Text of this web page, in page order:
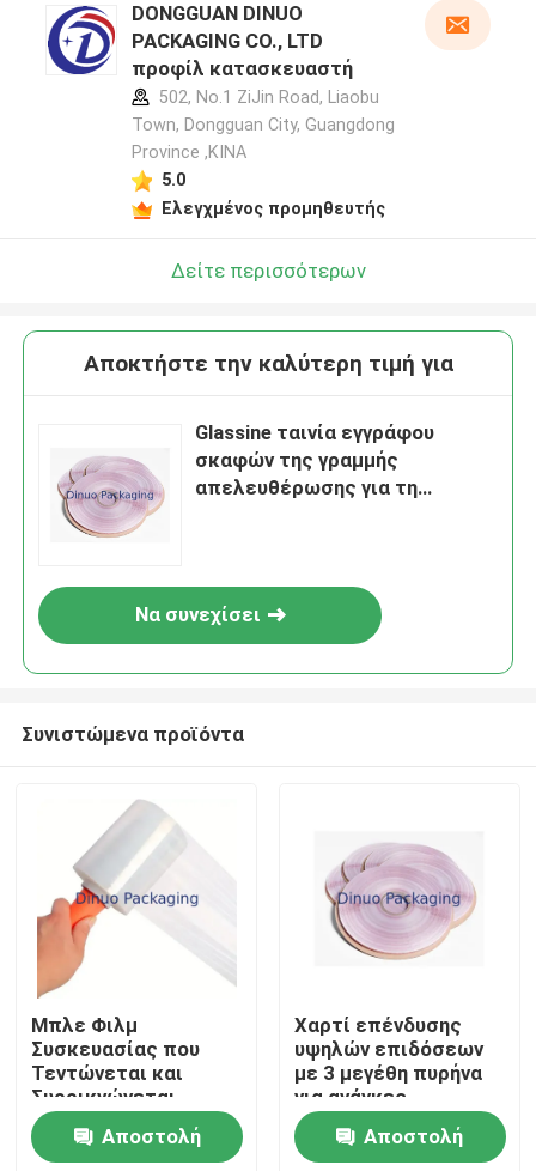
Σπίτι
Προϊόντα
Βίντεο
DONGGUAN DINUO
PACKAGING CO., LTD
προφίλ κατασκευαστή
502, No.1 ZiJin Road, Liaobu
Town, Dongguan City, Guangdong
Province ,ΚΙΝΑ
5.0
Ελεγχμένος προμηθευτής
Δείτε περισσότερων
Αποκτήστε την καλύτερη τιμή για
Glassine ταινία εγγράφου
σκαφών της γραμμής
απελευθέρωσης για τη
Να συνεχίσει
Συνιστώμενα προϊόντα
Μπλε Φιλμ
Συσκευασίας που
Τεντώνεται και
Συρρικνώνεται
Πλάτους 20cm /
50cm / 100cm
Αποστολή
Χαρτί επένδυσης
υψηλών επιδόσεων
με 3 μεγέθη πυρήνα
για ανάγκες
συσκευασίας
Αποστολή